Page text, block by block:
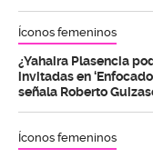
Íconos femeninos
¿Yahaira Plasencia
invitadas en
señala Roberto
Íconos femeninos